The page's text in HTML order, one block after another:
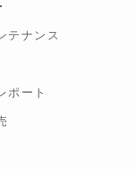
テナンス
ポート